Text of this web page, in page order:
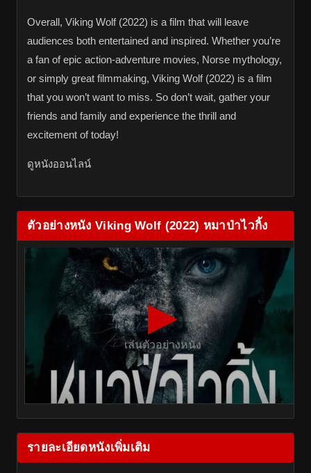
Overall, Viking Wolf (2022) is a film that will leave
audiences both entertained and inspired. Whether you’re
a fan of epic action-adventure movies, Norse mythology,
or simply great filmmaking, Viking Wolf (2022) is a film
that you won’t want to miss. So don’t wait, gather your
friends and family and experience the thrill and
excitement of today!
ดูหนังออนไลน์
ตัวอย่างหนัง Viking Wolf (2022) หมาป่าไวกิ้ง
▶
เล่นตัวอย่างหนัง
รายละเอียดหนังเพิ่มเติม